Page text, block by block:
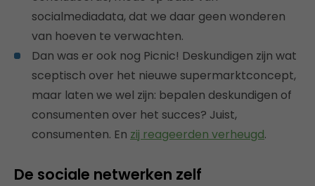
socialmediadata, dat we daar geen wonderen
van hoeven te verwachten.
Dan was er ook nog Picnic! Deskundigen zijn wat
sceptisch over het nieuwe supermarktconcept,
maar laten we wel zijn: bepalen deskundigen of
consumenten over het succes? Juist,
consumenten. En zij reageerden verheugd.
De sociale netwerken zelf